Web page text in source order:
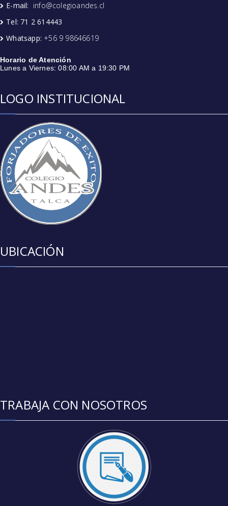
E-mail: info@colegioandes.cl
Tel: 71 2 614443
Whatsapp: +56 9 98646619
Horario de Atención
Lunes a Viernes: 08:00 AM a 19:30 PM
LOGO INSTITUCIONAL
UBICACIÓN
TRABAJA CON NOSOTROS